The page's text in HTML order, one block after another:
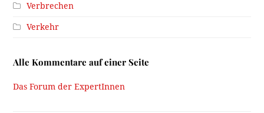
Verbrechen
Verkehr
Alle Kommentare auf einer Seite
Das Forum der ExpertInnen